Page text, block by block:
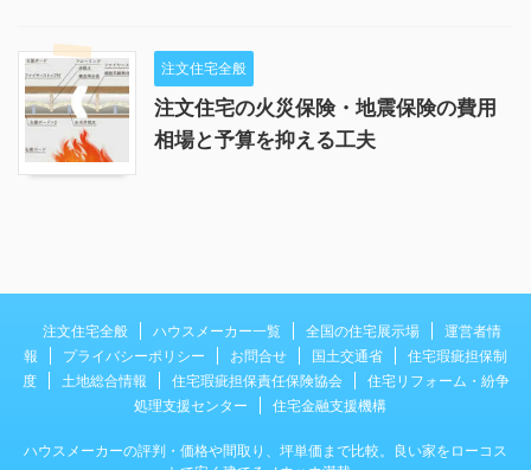
注文住宅全般
注文住宅の火災保険・地震保険の費用
相場と予算を抑える工夫
注文住宅全般 ハウスメーカー一覧 全国の住宅展示場
運営者情
報
プライバシーポリシー お問合せ 国土交通省
住宅瑕疵担保制
度
土地総合情報 住宅瑕疵担保責任保険協会
住宅リフォーム・紛争
処理支援センター
住宅金融支援機構
ハウスメーカーの評判・価格や間取り、坪単価まで比較。良い家をローコス